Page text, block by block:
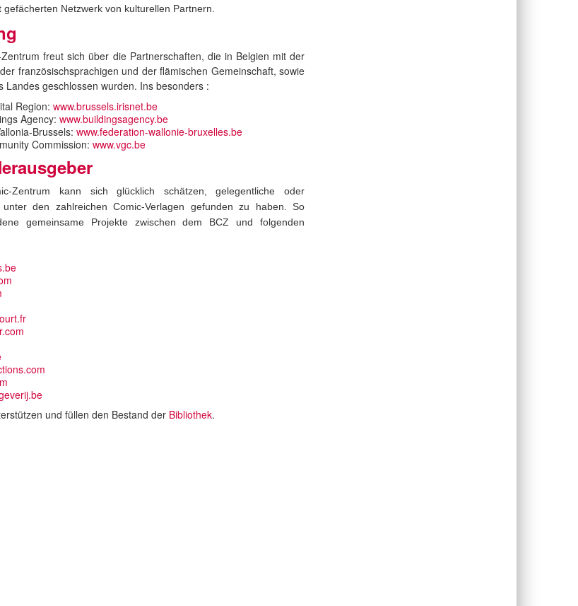
Netzwerk von kulturellen Partnern.
freut sich über die Partnerschaften, die in Belgien mit der
französischsprachigen und der flämischen Gemeinschaft, sowie
Landes geschlossen wurden. Ins besonders :
Region: www.brussels.irisnet.be
Agency: www.buildingsagency.be
Brussels: www.federation-wallonie-bruxelles.be
Commission: www.vgc.be
Zentrum kann sich glücklich schätzen, gelegentliche oder
den zahlreichen Comic-Verlagen gefunden zu haben. So
gemeinsame Projekte zwischen dem BCZ und folgenden
und füllen den Bestand der Bibliothek.